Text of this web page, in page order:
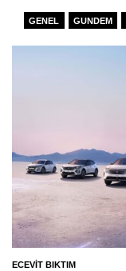
GENEL GUNDEM
ECEVIT BIKTIM